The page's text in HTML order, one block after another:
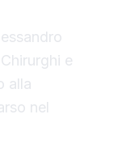
e
alla
nel